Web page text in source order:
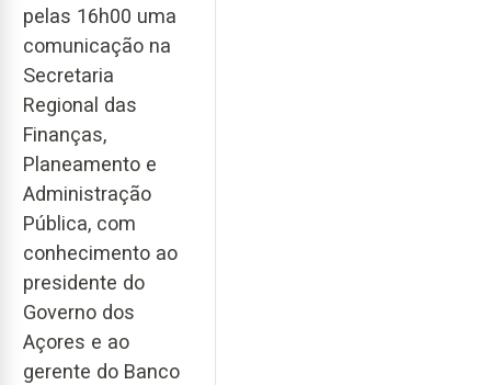
pelas 16h00 uma
comunicação na
Secretaria
Regional das
Finanças,
Planeamento e
Administração
Pública, com
conhecimento ao
presidente do
Governo dos
Açores e ao
gerente do Banco